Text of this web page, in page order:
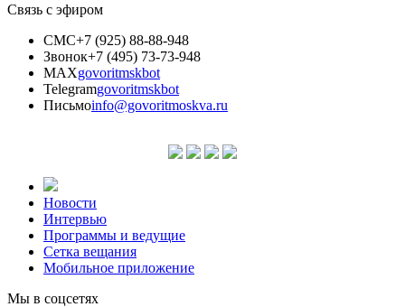
Связь с эфиром
СМС+7 (925) 88-88-948
Звонок+7 (495) 73-73-948
MAXgovoritmskbot
Telegramgovoritmskbot
Письмоinfo@govoritmoskva.ru
Новости
Интервью
Программы и ведущие
Сетка вещания
Мобильное приложение
Мы в соцсетях